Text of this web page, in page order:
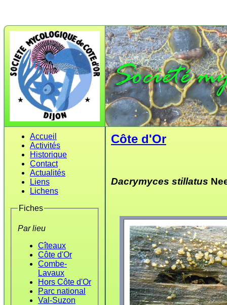
Accueil
Activités
Historique
Contact
Actualités
Liens
Lichens
Fiches
Par lieu
Cîteaux
Côte d'Or
Combe-
Lavaux
Hors Côte d'Or
Parc national
Val-Suzon
Côte d'Or
Dacrymyces stillatus